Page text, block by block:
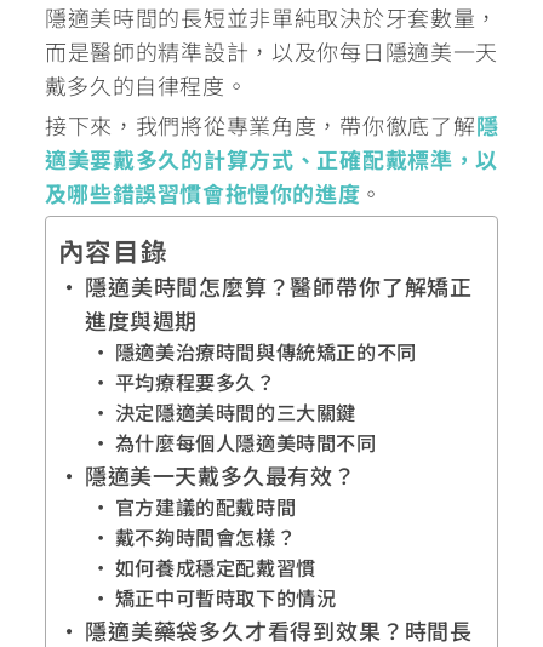
隱適美時間的長短並非單純取決於牙套數量，
而是醫師的精準設計，以及你每日隱適美一天
戴多久的自律程度。
接下來，我們將從專業角度，帶你徹底了解隱
適美要戴多久的計算方式、正確配戴標準，以
及哪些錯誤習慣會拖慢你的進度 。
內容目錄
隱適美時間怎麼算？醫師帶你了解矯正
進度與週期
隱適美治療時間與傳統矯正的不同
平均療程要多久？
決定隱適美時間的三大關鍵
為什麼每個人隱適美時間不同
隱適美一天戴多久最有效？
官方建議的配戴時間
戴不夠時間會怎樣？
如何養成穩定配戴習慣
矯正中可暫時取下的情況
隱適美藥袋多久才看得到效果？時間長